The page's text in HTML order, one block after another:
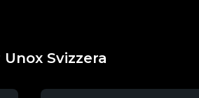
Svizzera